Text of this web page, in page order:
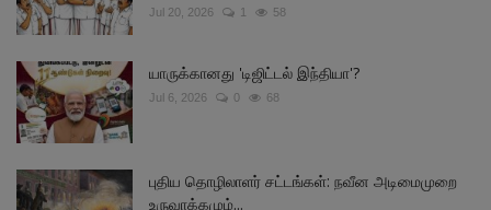
Jul 20, 2026 1 58
யாருக்கானது 'டிஜிட்டல் இந்தியா'?
Jul 6, 2026 0 68
புதிய தொழிலாளர் சட்டங்கள்: நவீன அடிமைமுறை
உருவாக்கமும்...